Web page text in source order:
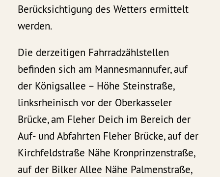
Berücksichtigung des Wetters ermittelt
werden.
Die derzeitigen Fahrradzählstellen
befinden sich am Mannesmannufer, auf
der Königsallee – Höhe Steinstraße,
linksrheinisch vor der Oberkasseler
Brücke, am Fleher Deich im Bereich der
Auf- und Abfahrten Fleher Brücke, auf der
Kirchfeldstraße Nähe Kronprinzenstraße,
auf der Bilker Allee Nähe Palmenstraße,